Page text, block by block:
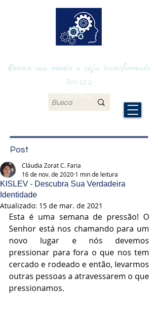
Renove sua mente e seja transformado
Site & Blog
Rm 12.2
Post
KISLEV - Descubra Sua Verdadeira
Identidade
Cláudia Zorat C. Faria
16 de nov. de 2020 1 min de leitura
Atualizado: 15 de mar. de 2021
Esta é uma semana de pressão! O
Senhor está nos chamando para um
novo lugar e nós devemos
pressionar para fora o que nos tem
cercado e rodeado e então, levarmos
outras pessoas a atravessarem o que
pressionamos.